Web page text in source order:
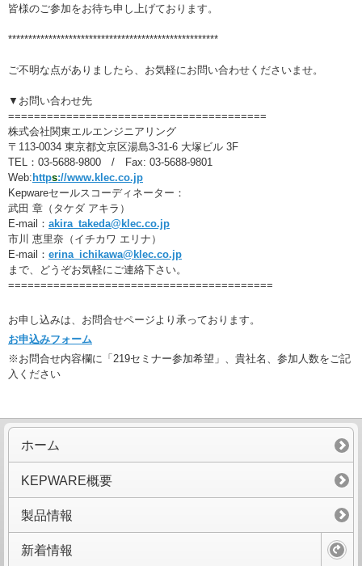
皆様のご参加をお待ち申し上げております。
****************************************************
ご不明な点がありましたら、お気軽にお問い合わせくださいませ。
▼お問い合わせ先
========================================
株式会社関東エルエンジニアリング
〒113-0034 東京都文京区湯島3-31-6 大塚ビル 3F
TEL：03-5688-9800 / Fax: 03-5688-9801
Web: https://www.klec.co.jp
Kepwareセールスコーディネーター：
武田 章（タケダ アキラ）
E-mail： akira_takeda@klec.co.jp
市川 恵里奈（イチカワ エリナ）
E-mail： erina_ichikawa@klec.co.jp
まで、どうぞお気軽にご連絡下さい。
=========================================
お申し込みは、お問合せページより承っております。
お申込みフォーム
※お問合せ内容欄に「219セミナー参加希望」、貴社名、参加人数をご記
入ください
ホーム
KEPWARE概要
製品情報
新着情報